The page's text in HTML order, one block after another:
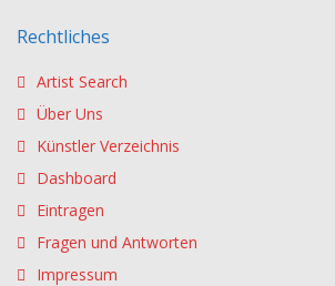
Rechtliches
Artist Search
Über Uns
Künstler Verzeichnis
Dashboard
Eintragen
Fragen und Antworten
Impressum